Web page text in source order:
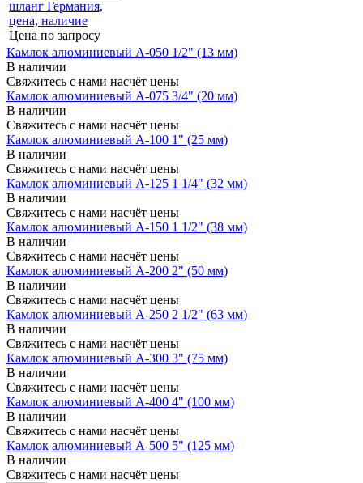
Цена по запросу
Камлок алюминиевый A-050 1/2" (13 мм)
В наличии
Свяжитесь с нами насчёт цены
Камлок алюминиевый A-075 3/4" (20 мм)
В наличии
Свяжитесь с нами насчёт цены
Камлок алюминиевый A-100 1" (25 мм)
В наличии
Свяжитесь с нами насчёт цены
Камлок алюминиевый A-125 1 1/4" (32 мм)
В наличии
Свяжитесь с нами насчёт цены
Камлок алюминиевый A-150 1 1/2" (38 мм)
В наличии
Свяжитесь с нами насчёт цены
Камлок алюминиевый A-200 2" (50 мм)
В наличии
Свяжитесь с нами насчёт цены
Камлок алюминиевый A-250 2 1/2" (63 мм)
В наличии
Свяжитесь с нами насчёт цены
Камлок алюминиевый A-300 3" (75 мм)
В наличии
Свяжитесь с нами насчёт цены
Камлок алюминиевый A-400 4" (100 мм)
В наличии
Свяжитесь с нами насчёт цены
Камлок алюминиевый A-500 5" (125 мм)
В наличии
Свяжитесь с нами насчёт цены